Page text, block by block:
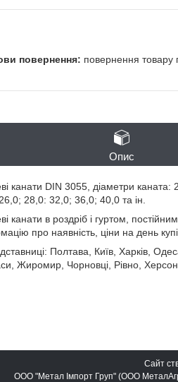
повернення товару
Опис
канати DIN 3055, діаметри
28,0: 32,0; 36,0; 40,0 та ін.
канати в роздріб і гуртом,
про наявність, ціни на день
Полтава, Київ, Харків,
Жиромир, Чорновці, Рівно,
Сайт